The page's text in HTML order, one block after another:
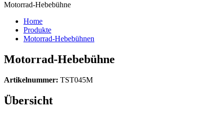
Motorrad-Hebebühne
Home
Produkte
Motorrad-Hebebühnen
Motorrad-Hebebühne
Artikelnummer: TST045M
Übersicht